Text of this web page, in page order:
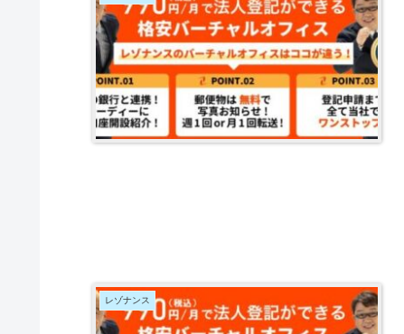
レゾナンス